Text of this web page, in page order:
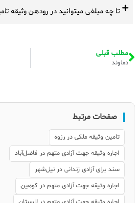
تا چه مبلغی میتوانید در رودهن وثیقه
مطلب قبلی
دماوند
صفحات مرتبط
تامین وثیقه ملکی در رزوه
اجاره وثیقه جهت آزادی متهم در فاضل‌آباد
سند برای آزادی زندانی در نیل‌شهر
اجاره وثیقه جهت آزادی متهم در کوهین